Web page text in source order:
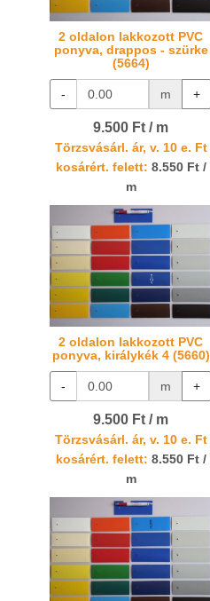
2 oldalon lakkozott PVC
ponyva, drappos - szürke
(5664)
- m +
9.500 Ft / m
Törzsvásárl. ár, v. 10 e. Ft
kosárért. felett: 8.550 Ft /
m
2 oldalon lakkozott PVC
ponyva, királykék 4 (5660)
- m +
9.500 Ft / m
Törzsvásárl. ár, v. 10 e. Ft
kosárért. felett: 8.550 Ft /
m